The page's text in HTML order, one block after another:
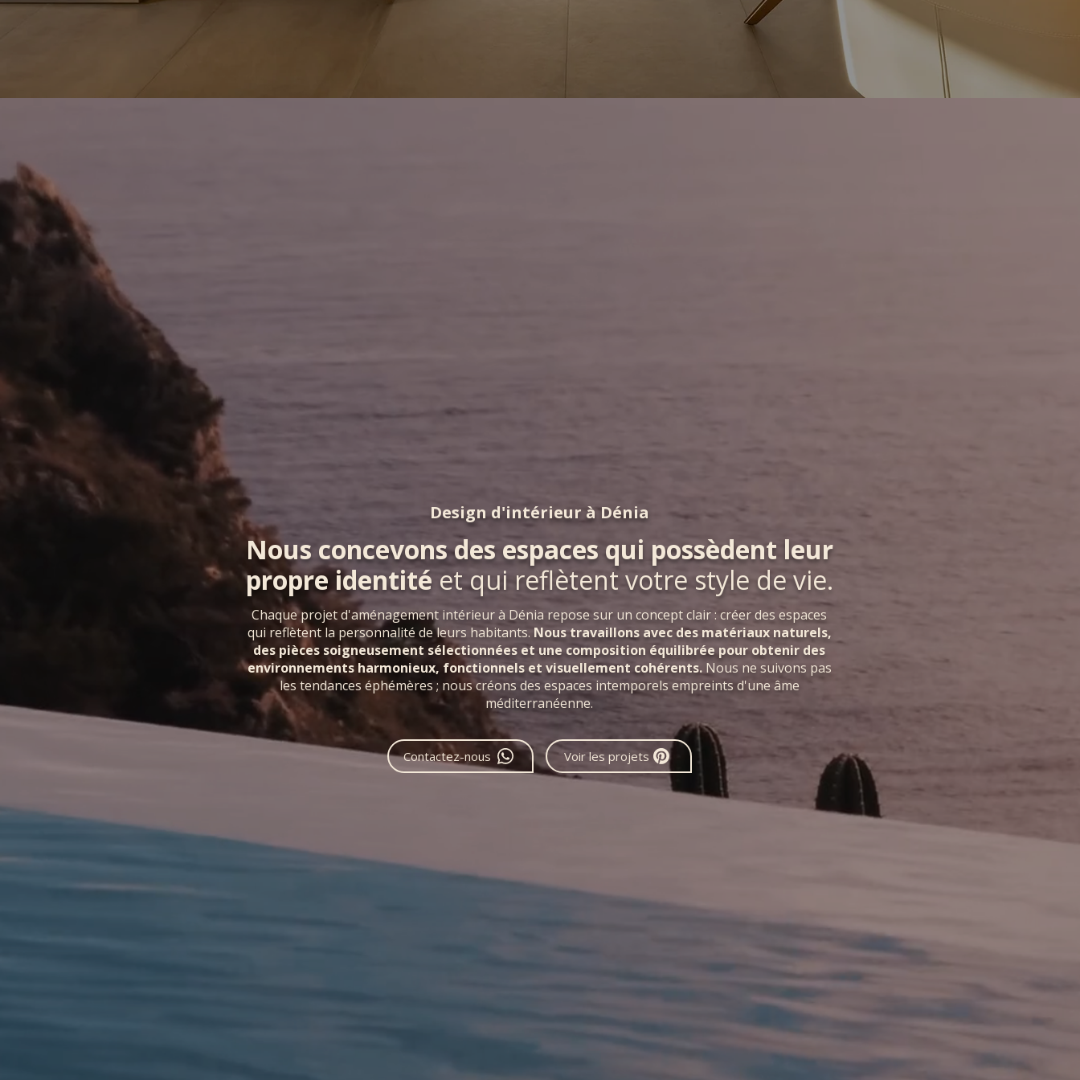
Design d'intérieur à Dénia
Nous concevons des espaces qui possèdent leur
propre identité et qui reflètent votre style de vie.
Chaque projet d'aménagement intérieur à Dénia repose sur un concept clair : créer des espaces
qui reflètent la personnalité de leurs habitants. Nous travaillons avec des matériaux naturels,
des pièces soigneusement sélectionnées et une composition équilibrée pour obtenir des
environnements harmonieux, fonctionnels et visuellement cohérents. Nous ne suivons pas
les tendances éphémères ; nous créons des espaces intemporels empreints d'une âme
méditerranéenne.
Contactez-nous Voir les projets